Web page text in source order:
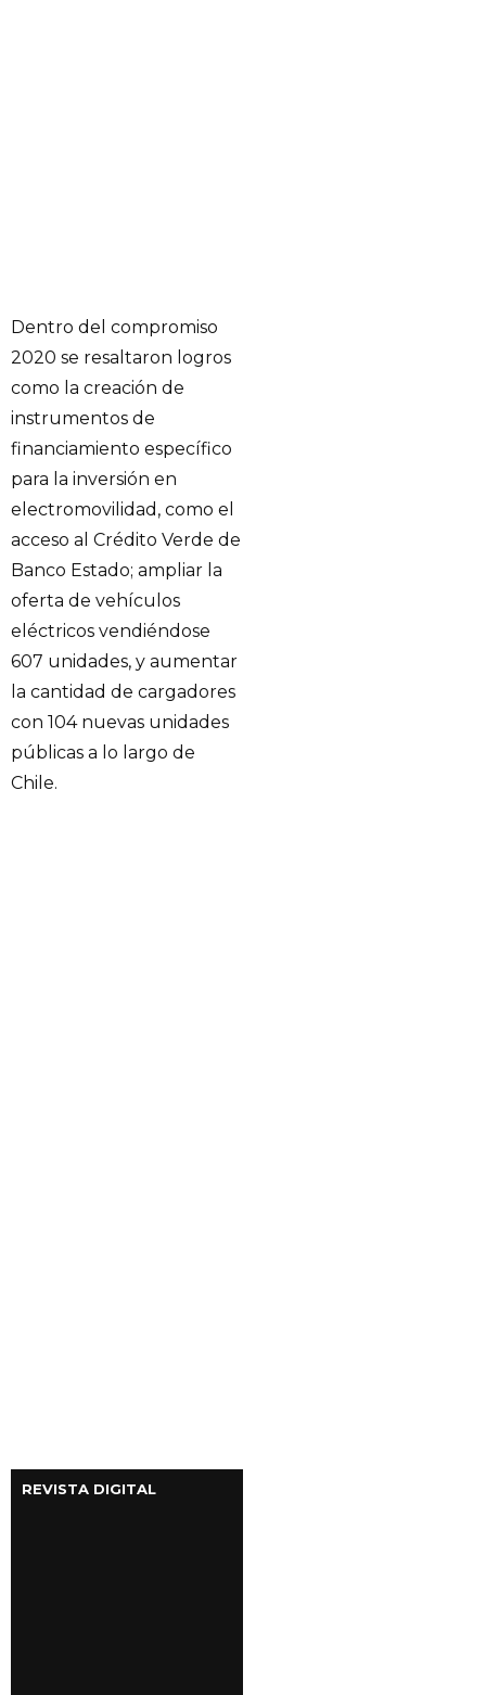
Dentro del compromiso
2020 se resaltaron logros
como la creación de
instrumentos de
financiamiento específico
para la inversión en
electromovilidad, como el
acceso al Crédito Verde de
Banco Estado; ampliar la
oferta de vehículos
eléctricos vendiéndose
607 unidades, y aumentar
la cantidad de cargadores
con 104 nuevas unidades
públicas a lo largo de
Chile.
REVISTA DIGITAL